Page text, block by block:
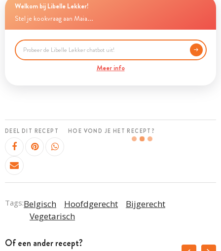
Welkom bij Libelle Lekker!
Stel je kookvraag aan Maia...
Meer info
DEEL DIT RECEPT HOE VOND JE HET RECEPT?
Tags:Belgisch Hoofdgerecht
Bijgerecht
Vegetarisch
Of een ander recept?